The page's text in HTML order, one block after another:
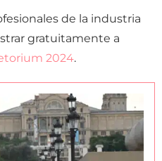
de la industria
gratuitamente a
2024.